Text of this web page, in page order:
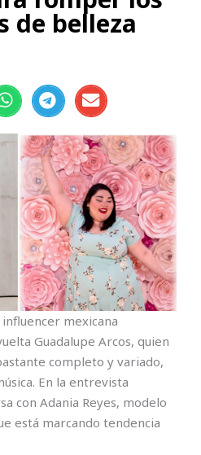
de belleza
influencer mexicana
Guadalupe Arcos, quien
completo y variado,
En la entrevista
con Adania Reyes, modelo
está marcando tendencia